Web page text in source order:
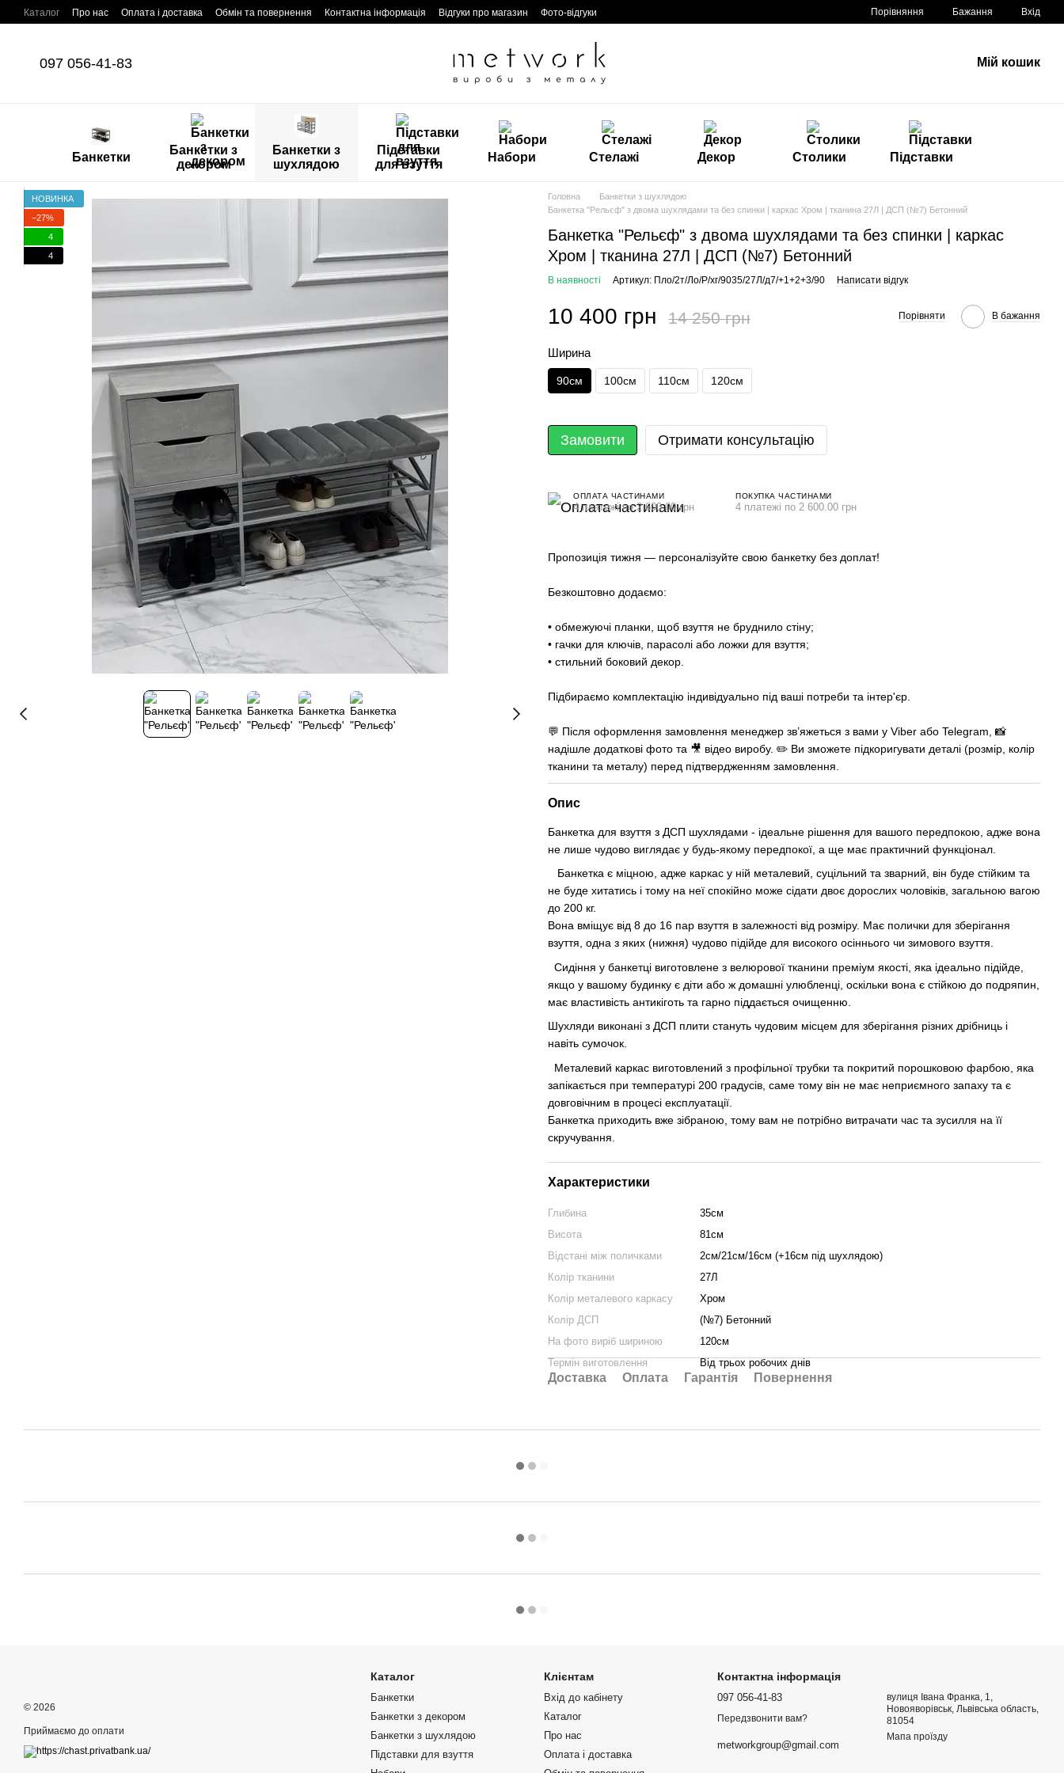
Перейти до основного контенту
Каталог Про нас Оплата і доставка Обмін та повернення Контактна інформація Відгуки про магазин Фото-відгуки Порівняння Бажання Вхід
097 056-41-83 Мій кошик
Банкетки
Банкетки з
декором
Банкетки з
шухлядою
Підставки
для взуття
Набори Стелажі Декор Столики Підставки
НОВИНКА
−27%
4
4
Головна
Банкетки з шухлядою
Банкетка "Рельєф" з двома шухлядами та без спинки | каркас Хром | тканина 27Л | ДСП (№7) Бетонний
Банкетка "Рельєф" з двома шухлядами та без спинки | каркас
Хром | тканина 27Л | ДСП (№7) Бетонний
В наявності Артикул: Пло/2т/Ло/Р/хг/9035/27Л/д7/+1+2+3/90 Написати відгук
10 400 грн 14 250 грн Порівняти В бажання
Ширина
90см 100см 110см 120см
Замовити Отримати консультацію
ОПЛАТА ЧАСТИНАМИ
4 платежі по 2 600.00 грн
ПОКУПКА ЧАСТИНАМИ
4 платежі по 2 600.00 грн
Пропозиція тижня — персоналізуйте свою банкетку без доплат!
Безкоштовно додаємо:
• обмежуючі планки, щоб взуття не бруднило стіну;
• гачки для ключів, парасолі або ложки для взуття;
• стильний боковий декор.
Підбираємо комплектацію індивідуально під ваші потреби та інтер'єр.
💬 Після оформлення замовлення менеджер зв’яжеться з вами у Viber або Telegram, 📸
надішле додаткові фото та 🎥 відео виробу. ✏️ Ви зможете підкоригувати деталі (розмір, колір
тканини та металу) перед підтвердженням замовлення.
Опис
Банкетка для взуття з ДСП шухлядами - ідеальне рішення для вашого передпокою, адже вона
не лише чудово виглядає у будь-якому передпокої, а ще має практичний функціонал.
Банкетка є міцною, адже каркас у ній металевий, суцільний та зварний, він буде стійким та
не буде хитатись і тому на неї спокійно може сідати двоє дорослих чоловіків, загальною вагою
до 200 кг.
Вона вміщує від 8 до 16 пар взуття в залежності від розміру. Має полички для зберігання
взуття, одна з яких (нижня) чудово підійде для високого осіннього чи зимового взуття.
Сидіння у банкетці виготовлене з велюрової тканини преміум якості, яка ідеально підійде,
якщо у вашому будинку є діти або ж домашні улюбленці, оскільки вона є стійкою до подряпин,
має властивість антикіготь та гарно піддається очищенню.
Шухляди виконані з ДСП плити стануть чудовим місцем для зберігання різних дрібниць і
навіть сумочок.
Металевий каркас виготовлений з профільної трубки та покритий порошковою фарбою, яка
запікається при температурі 200 градусів, саме тому він не має неприємного запаху та є
довговічним в процесі експлуатації.
Банкетка приходить вже зібраною, тому вам не потрібно витрачати час та зусилля на її
скручування.
Характеристики
Глибина
35см
Висота
81см
Відстані між поличками
2см/21см/16см (+16см під шухлядою)
Колір тканини
27Л
Колір металевого каркасу
Хром
Колір ДСП
(№7) Бетонний
На фото виріб шириною
120см
Термін виготовлення
Від трьох робочих днів
Доставка Оплата Гарантія Повернення
© 2026
Приймаємо до оплати
Каталог
Банкетки
Банкетки з декором
Банкетки з шухлядою
Підставки для взуття
Клієнтам
Вхід до кабінету
Каталог
Про нас
Оплата і доставка
Контактна інформація
097 056-41-83
Передзвонити вам?
metworkgroup@gmail.com
вулиця Івана Франка, 1,
Новояворівськ, Львівська область,
81054
Мапа проїзду